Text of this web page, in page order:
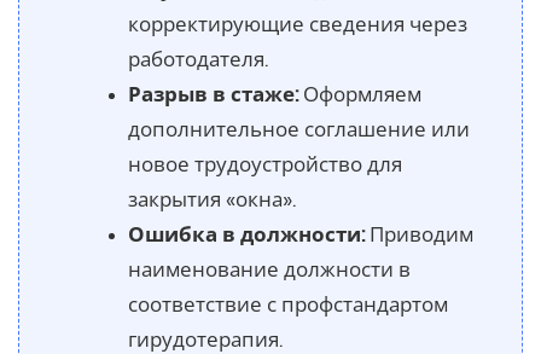
корректирующие сведения через
работодателя.
Разрыв в стаже:Оформляем
дополнительное соглашение или
новое трудоустройство для
закрытия «окна».
Ошибка в должности:Приводим
наименование должности в
соответствие с профстандартом
гирудотерапия.